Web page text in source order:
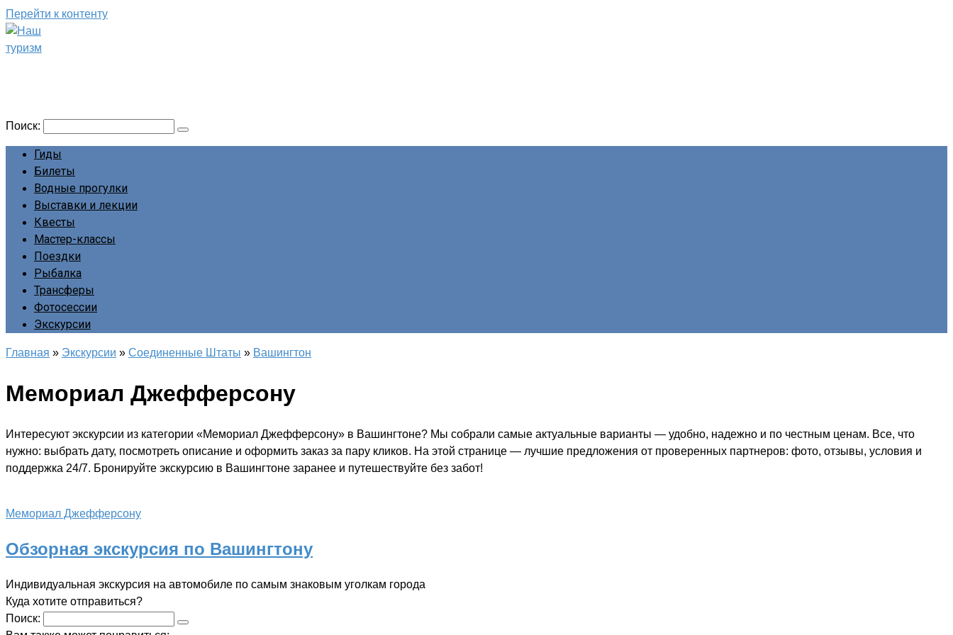
Перейти к контенту
Поиск:
Гиды
Билеты
Водные прогулки
Выставки и лекции
Квесты
Мастер-классы
Поездки
Рыбалка
Трансферы
Фотосессии
Экскурсии
Главная » Экскурсии » Соединенные Штаты » Вашингтон
Мемориал Джефферсону
Интересуют экскурсии из категории «Мемориал Джефферсону» в Вашингтоне? Мы собрали самые актуальные варианты — удобно, надежно и по честным ценам. Все, что
нужно: выбрать дату, посмотреть описание и оформить заказ за пару кликов. На этой странице — лучшие предложения от проверенных партнеров: фото, отзывы, условия и
поддержка 24/7. Бронируйте экскурсию в Вашингтоне заранее и путешествуйте без забот!
Мемориал Джефферсону
Обзорная экскурсия по Вашингтону
Индивидуальная экскурсия на автомобиле по самым знаковым уголкам города
Куда хотите отправиться?
Поиск: